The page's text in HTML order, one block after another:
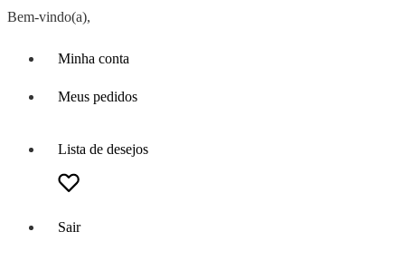
Bem-vindo(a),
Minha conta
Meus pedidos
Lista de desejos
Sair